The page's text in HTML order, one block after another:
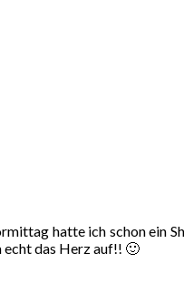
hatte ich schon ein
echt das Herz auf!! 🙂